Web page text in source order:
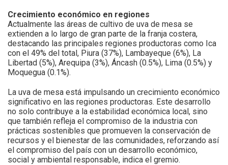
Crecimiento económico en regiones
Actualmente las áreas de cultivo de uva de mesa se
extienden a lo largo de gran parte de la franja costera,
destacando las principales regiones productoras como Ica
con el 49% del total, Piura (37%), Lambayeque (6%), La
Libertad (5%), Arequipa (3%), Áncash (0.5%), Lima (0.5%) y
Moquegua (0.1%).
La uva de mesa está impulsando un crecimiento económico
significativo en las regiones productoras. Este desarrollo
no solo contribuye a la estabilidad económica local, sino
que también refleja el compromiso de la industria con
prácticas sostenibles que promueven la conservación de
recursos y el bienestar de las comunidades, reforzando así
el compromiso del país con un desarrollo económico,
social y ambiental responsable, indica el gremio.